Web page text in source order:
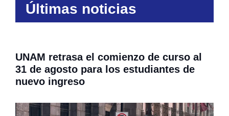
Últimas noticias
UNAM retrasa el comienzo de curso al
31 de agosto para los estudiantes de
nuevo ingreso